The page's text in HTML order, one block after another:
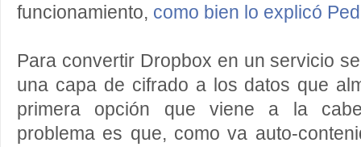
funcionamiento, como bien lo explicó
Para convertir Dropbox en un servicio
una capa de cifrado a los datos que
primera opción que viene a la
problema es que, como va auto-